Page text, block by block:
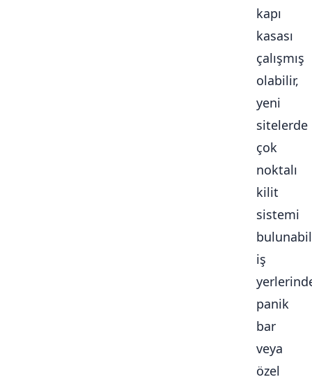
kapı
kasası
çalışmış
olabilir,
yeni
sitelerde
çok
noktalı
kilit
sistemi
iş
panik
bar
veya
özel